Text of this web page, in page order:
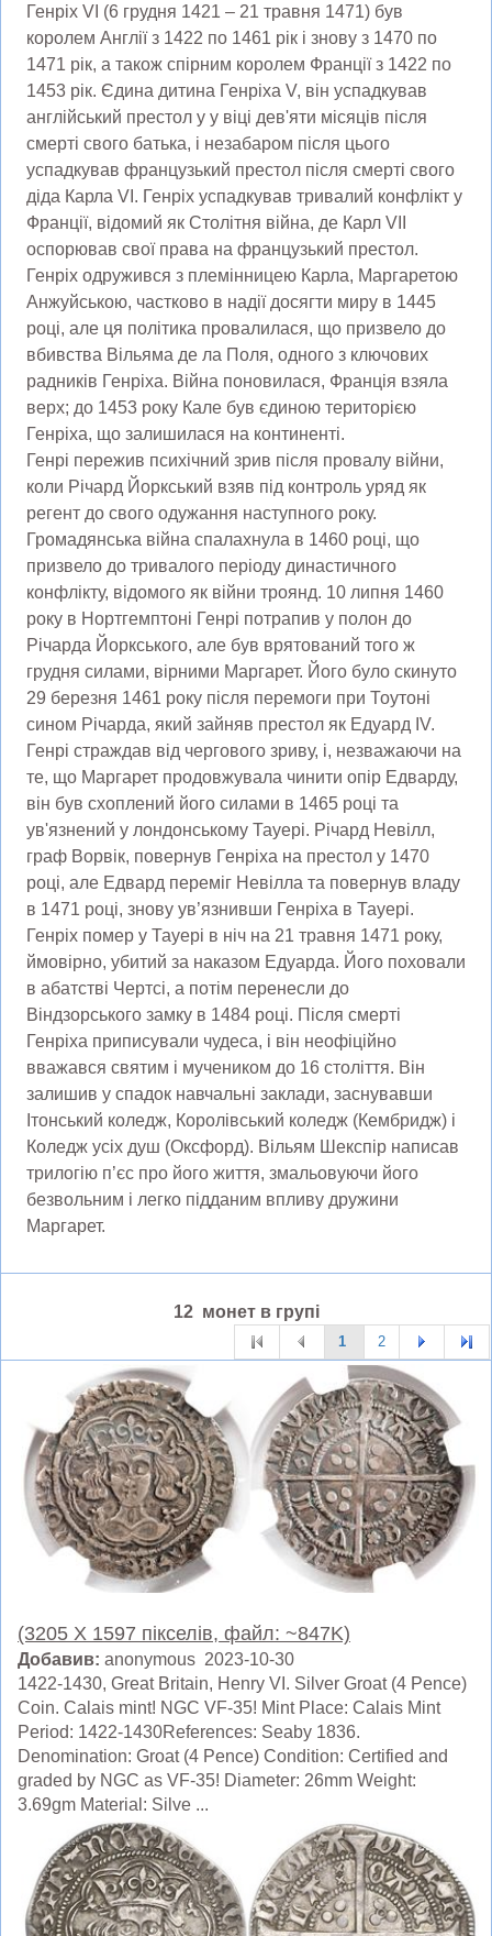
Генріх VI (6 грудня 1421 – 21 травня 1471) був
королем Англії з 1422 по 1461 рік і знову з 1470 по
1471 рік, а також спірним королем Франції з 1422 по
1453 рік. Єдина дитина Генріха V, він успадкував
англійський престол у у віці дев'яти місяців після
смерті свого батька, і незабаром після цього
успадкував французький престол після смерті свого
діда Карла VI. Генріх успадкував тривалий конфлікт у
Франції, відомий як Столітня війна, де Карл VII
оспорював свої права на французький престол.
Генріх одружився з племінницею Карла, Маргаретою
Анжуйською, частково в надії досягти миру в 1445
році, але ця політика провалилася, що призвело до
вбивства Вільяма де ла Поля, одного з ключових
радників Генріха. Війна поновилася, Франція взяла
верх; до 1453 року Кале був єдиною територією
Генріха, що залишилася на континенті.
Генрі пережив психічний зрив після провалу війни,
коли Річард Йоркський взяв під контроль уряд як
регент до свого одужання наступного року.
Громадянська війна спалахнула в 1460 році, що
призвело до тривалого періоду династичного
конфлікту, відомого як війни троянд. 10 липня 1460
року в Нортгемптоні Генрі потрапив у полон до
Річарда Йоркського, але був врятований того ж
грудня силами, вірними Маргарет. Його було скинуто
29 березня 1461 року після перемоги при Тоутоні
сином Річарда, який зайняв престол як Едуард IV.
Генрі страждав від чергового зриву, і, незважаючи на
те, що Маргарет продовжувала чинити опір Едварду,
він був схоплений його силами в 1465 році та
ув'язнений у лондонському Тауері. Річард Невілл,
граф Ворвік, повернув Генріха на престол у 1470
році, але Едвард переміг Невілла та повернув владу
в 1471 році, знову ув’язнивши Генріха в Тауері.
Генріх помер у Тауері в ніч на 21 травня 1471 року,
ймовірно, убитий за наказом Едуарда. Його поховали
в абатстві Чертсі, а потім перенесли до
Віндзорського замку в 1484 році. Після смерті
Генріха приписували чудеса, і він неофіційно
вважався святим і мучеником до 16 століття. Він
залишив у спадок навчальні заклади, заснувавши
Ітонський коледж, Королівський коледж (Кембридж) і
Коледж усіх душ (Оксфорд). Вільям Шекспір ​​написав
трилогію п’єс про його життя, змальовуючи його
безвольним і легко підданим впливу дружини
Маргарет.
12 монет в групі
1 2
(3205 X 1597 пікселів, файл: ~847K)
Добавив: anonymous 2023-10-30
1422-1430, Great Britain, Henry VI. Silver Groat (4 Pence)
Coin. Calais mint! NGC VF-35! Mint Place: Calais Mint
Period: 1422-1430References: Seaby 1836.
Denomination: Groat (4 Pence) Condition: Certified and
graded by NGC as VF-35! Diameter: 26mm Weight:
3.69gm Material: Silve ...